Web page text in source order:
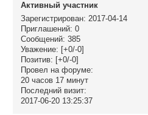
Активный участник
Зарегистрирован: 2017-04-14
Приглашений: 0
Сообщений: 385
Уважение: [+0/-0]
Позитив: [+0/-0]
Провел на форуме:
20 часов 17 минут
Последний визит:
2017-06-20 13:25:37